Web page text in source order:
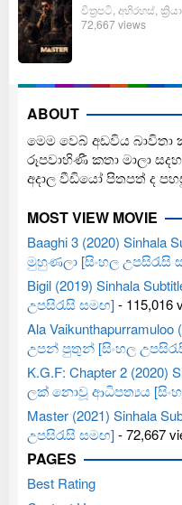
චිත්‍රපටි අභිරහස්
72,667 views
ABOUT
මෙම වෙබ් අඩවිය බාවිතා
රූපවාහිණී කතා මාලා
අදාල වීඩියෝ පිතපත් ද
MOST VIEW MOVIE
Baaghi 3 (2020)
මුහුණලා [සිංහල උපසිරැසි
Bigil (2019) Sinhala
උපසිරැසි සමඟ]- 115,016
Ala
උපන් පුතුන් [සිංහල
K.G.F: Chapter 2
ලක් නොවූ ආධිපත්‍යය
Master (2021) Sinhala
උපසිරැසි සමඟ]- 72,667
PAGES
Best Rating